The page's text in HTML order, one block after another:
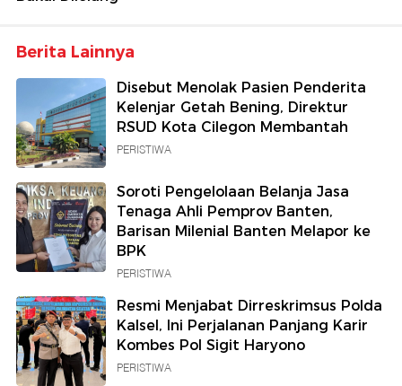
Berita Lainnya
Disebut Menolak Pasien Penderita
Kelenjar Getah Bening, Direktur
RSUD Kota Cilegon Membantah
PERISTIWA
Soroti Pengelolaan Belanja Jasa
Tenaga Ahli Pemprov Banten,
Barisan Milenial Banten Melapor ke
BPK
PERISTIWA
Resmi Menjabat Dirreskrimsus Polda
Kalsel, Ini Perjalanan Panjang Karir
Kombes Pol Sigit Haryono
PERISTIWA